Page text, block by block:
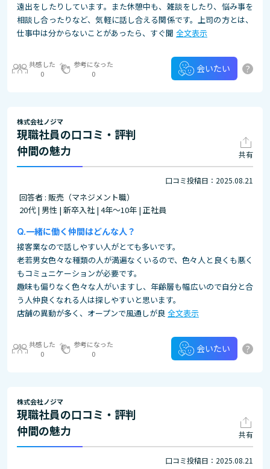
遠出をしたりしています。また休憩中も、雑談をしたり、悩み事を
相談し合ったりなど、気軽に話し合える関係です。上司の方とは、
仕事中は分からないことがあったら、すぐ聞 全文表示
共感した
0
参考になった
0
会いたい ?
株式会社ノジマ
現職社員の口コミ・評判
仲間の魅力
共有
口コミ投稿日：2025.08.21
回答者 : 販売（マネジメント職）
20代 | 男性 | 新卒入社 | 4年～10年 | 正社員
一緒に働く仲間はどんな人？
接客業なので話しやすい人がとても多いです。
老若男女色々な種類の人が満遍なくいるので、色々人と良くも悪く
もコミュニケーションが必要です。
趣味も偏りなく色々な人がいますし、年齢層も幅広いので自分と合
う人仲良くなれる人は探しやすいと思います。
店舗の異動が多く、オープンで風通しが良 全文表示
共感した
0
参考になった
0
会いたい ?
株式会社ノジマ
現職社員の口コミ・評判
仲間の魅力
共有
口コミ投稿日：2025.08.21